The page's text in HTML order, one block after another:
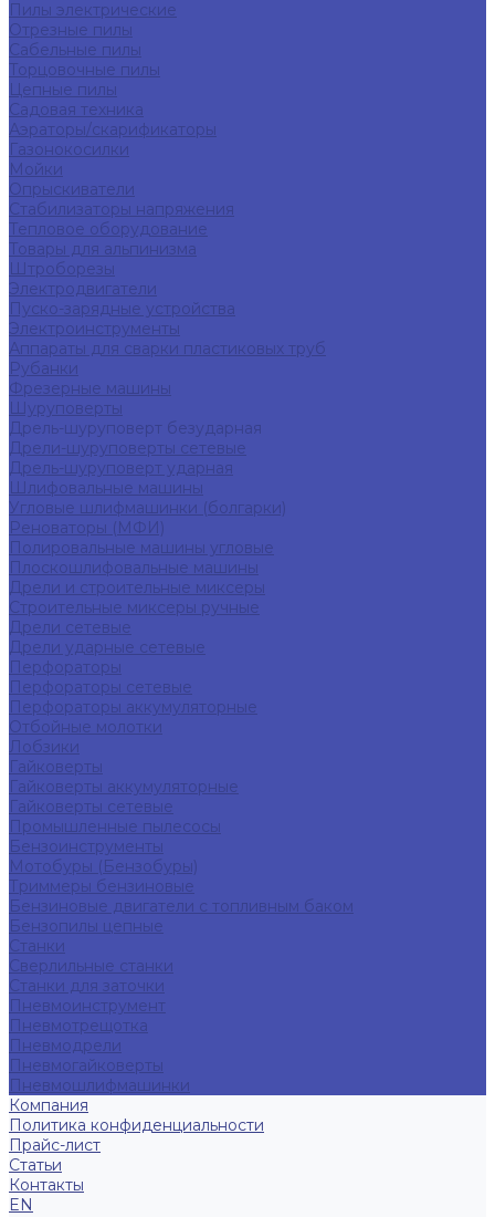
Пилы электрические
Отрезные пилы
Сабельные пилы
Торцовочные пилы
Цепные пилы
Садовая техника
Аэраторы/скарификаторы
Газонокосилки
Мойки
Опрыскиватели
Стабилизаторы напряжения
Тепловое оборудование
Товары для альпинизма
Штроборезы
Электродвигатели
Пуско-зарядные устройства
Электроинструменты
Аппараты для сварки пластиковых труб
Рубанки
Фрезерные машины
Шуруповерты
Дрель-шуруповерт безударная
Дрели-шуруповерты сетевые
Дрель-шуруповерт ударная
Шлифовальные машины
Угловые шлифмашинки (болгарки)
Реноваторы (МФИ)
Полировальные машины угловые
Плоскошлифовальные машины
Дрели и строительные миксеры
Строительные миксеры ручные
Дрели сетевые
Дрели ударные сетевые
Перфораторы
Перфораторы сетевые
Перфораторы аккумуляторные
Отбойные молотки
Лобзики
Гайковерты
Гайковерты аккумуляторные
Гайковерты сетевые
Промышленные пылесосы
Бензоинструменты
Мотобуры (Бензобуры)
Триммеры бензиновые
Бензиновые двигатели с топливным баком
Бензопилы цепные
Станки
Сверлильные станки
Станки для заточки
Пневмоинструмент
Пневмотрещотка
Пневмодрели
Пневмогайковерты
Пневмошлифмашинки
Компания
Политика конфиденциальности
Прайс-лист
Статьи
Контакты
EN